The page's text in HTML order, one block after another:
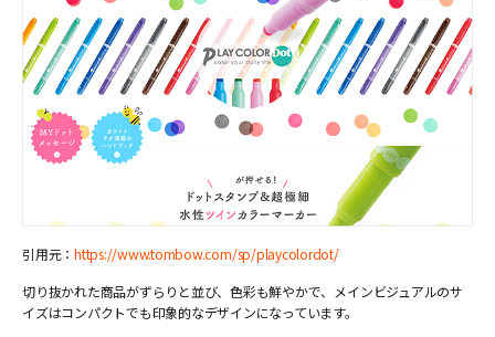
引用元：https://www.tombow.com/sp/playcolordot/
切り抜かれた商品がずらりと並び、色彩も鮮やかで、メインビジュアルのサ
イズはコンパクトでも印象的なデザインになっています。